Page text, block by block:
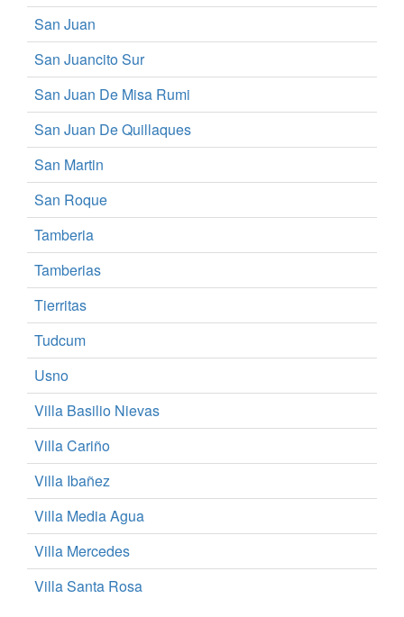
San Juan
San Juancito Sur
San Juan De Misa Rumi
San Juan De Quillaques
San Martin
San Roque
Tamberia
Tamberias
Tierritas
Tudcum
Usno
Villa Basilio Nievas
Villa Cariño
Villa Ibañez
Villa Media Agua
Villa Mercedes
Villa Santa Rosa